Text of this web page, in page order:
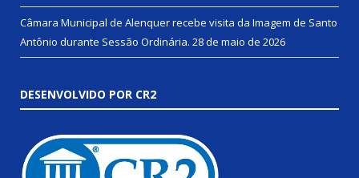
Câmara Municipal de Alenquer recebe visita da Imagem de Santo
Antônio durante Sessão Ordinária. 28 de maio de 2026
DESENVOLVIDO POR CR2